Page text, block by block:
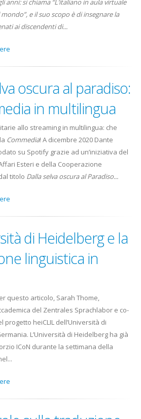
anni: si chiama “L’italiano in aula virtuale
e il suo scopo è di insegnare la
ai discendenti di...
oscura al paradiso:
in multilingua
allo streaming in multilingua: che
Commedia! A dicembre 2020 Dante
su Spotify grazie ad un’iniziativa del
Esteri e della Cooperazione
titolo Dalla selva oscura al Paradiso...
di Heidelberg e la
linguistica in
questo articolo, Sarah Thome,
del Zentrales Sprachlabor e co-
progetto heiCLIL dell’Università di
L’Università di Heidelberg ha già
ICoN durante la settimana della